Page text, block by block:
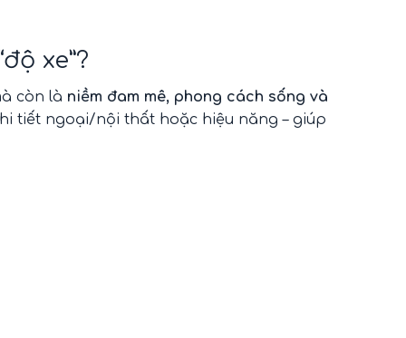
xe”?
còn là niềm đam mê, phong cách sống và
tiết ngoại/nội thất hoặc hiệu năng – giúp